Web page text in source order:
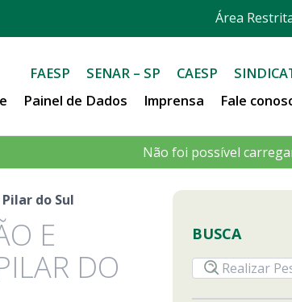
Área
FAESP SENAR – SP CAESP
Painel de Dados Imprensa Fale
Não foi possível
do Sul
E
DO
BUSCA